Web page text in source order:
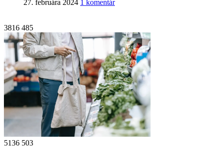
27. februára 2024 1 komentár
3816 485
5136 503